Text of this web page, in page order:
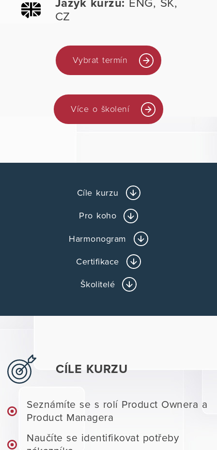
Jazyk kurzu: ENG, SK,
CZ
Vybrat termín
Více o školení
Cíle kurzu
Pro koho
Harmonogram
Certifikace
Školitelé
CÍLE KURZU
Seznámíte se s rolí Product Ownera a
Product Managera
Naučíte se identifikovat potřeby